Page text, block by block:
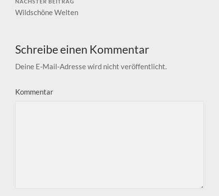
NÄCHSTER BEITRAG
Wildschöne Welten
Schreibe einen Kommentar
Deine E-Mail-Adresse wird nicht veröffentlicht.
Kommentar